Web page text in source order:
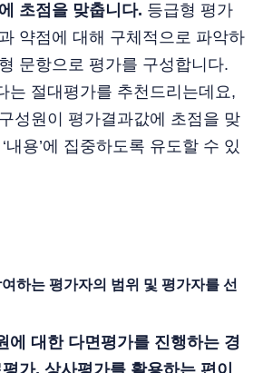
초점을 맞춥니다. 등급형 평가
약점에 대해 구체적으로 파악하
문항으로 평가를 구성합니다.
는 절대평가를 추천드리는데요,
성원이 평가결과값에 초점을 맞
내용’에 집중하도록 유도할 수 있
하는 평가자의 범위 및 평가자를 선
에 대한 다면평가를 진행하는 경
가, 상사평가를 활용하는 편이